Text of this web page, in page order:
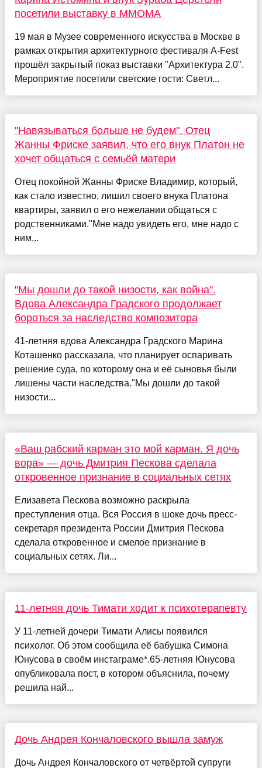
посетили выставку в ММОМА
19 мая в Музее современного искусства в Москве в
рамках открытия архитектурного фестиваля A-Fest
прошёл закрытый показ выставки "Архитектура 2.0".
Мероприятие посетили светские гости: Светл...
"Навязываться больше не будем". Отец
Жанны Фриске заявил, что его внук Платон не
хочет общаться с семьёй матери
Отец покойной Жанны Фриске Владимир, который,
как стало известно, лишил своего внука Платона
квартиры, заявил о его нежелании общаться с
родственниками."Мне надо увидеть его, мне надо с
ним...
"Мы дошли до такой низости, как война".
Вдова Александра Градского продолжает
бороться за наследство композитора
41-летняя вдова Александра Градского Марина
Коташенко рассказала, что планирует оспаривать
решение суда, по которому она и её сыновья были
лишены части наследства."Мы дошли до такой
низости...
«Ваш рабский карман это мой карман. Я дочь
вора» — дочь Дмитрия Пескова сделала
откровенное признание в социальных сетях
Елизавета Пескова возможно раскрыла
преступления отца. Вся Россия в шоке дочь пресс-
секретаря президента России Дмитрия Пескова
сделала откровенное и смелое признание в
социальных сетях. Ли...
11-летняя дочь Тимати ходит к психотерапевту
У 11-летней дочери Тимати Алисы появился
психолог. Об этом сообщила её бабушка Симона
Юнусова в своём инстаграме*.65-летняя Юнусова
опубликовала пост, в котором объяснила, почему
решила най...
Дочь Андрея Кончаловского вышла замуж
Дочь Андрея Кончаловского от четвёртой супруги